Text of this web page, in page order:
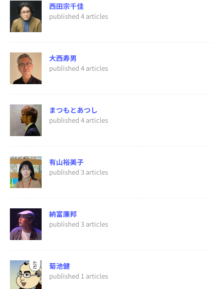
西田宗千佳
published 4 articles
大西寿男
published 4 articles
まつもとあつし
published 4 articles
有山裕美子
published 3 articles
納富廉邦
published 3 articles
菊池健
published 1 articles